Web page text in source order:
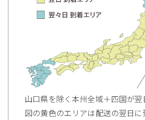
山口県を除く本州全域＋四国が翌
図の黄色のエリアは配送の翌日